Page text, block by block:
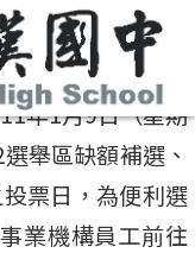
年1月9日（星期
舉區缺額補選、
票日，為便利選
業機構員工前往